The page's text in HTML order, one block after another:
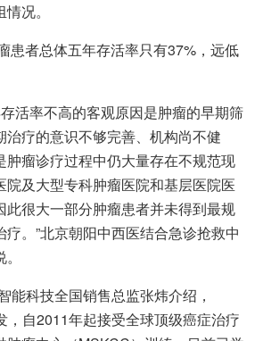
况。
治疗的意识不够完善、机构尚不健
肿瘤诊疗过程中仍大量存在不规范现
院及大型专科肿瘤医院和基层医院医
此很大一部分肿瘤患者并未得到最规
。”北京朝阳中西医结合急诊抢救中
能科技全国销售总监张炜介绍，
，自2011年起接受全球顶级癌症治疗